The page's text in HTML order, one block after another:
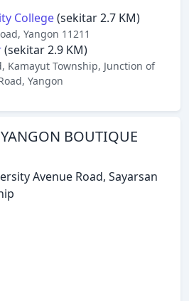
College(sekitar 2.7 KM)
Yangon 11211
(sekitar 2.9 KM)
Kamayut Township, Junction of
Yangon
BOUTIQUE
Avenue Road, Sayarsan